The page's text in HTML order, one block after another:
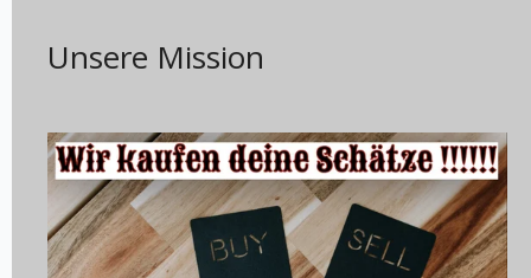
Unsere Mission